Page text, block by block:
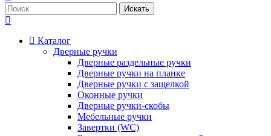
Каталог
Дверные ручки
Дверные раздельные ручки
Дверные ручки на планке
Дверные ручки с защелкой
Оконные ручки
Дверные ручки-скобы
Мебельные ручки
Завертки (WC)